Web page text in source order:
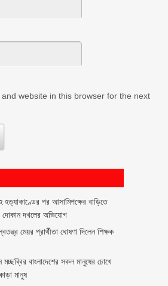
website in this browser for the next
হত্যাকাণ্ডের পর আসামিপক্ষের বাড়িতে
দোকান দখলের অভিযোগ
মেয়র প্রার্থীতা ঘোষণা দিলেন শিক্ষক
বাংলাদেশের সকল মানুষের চোখে
মানুষ